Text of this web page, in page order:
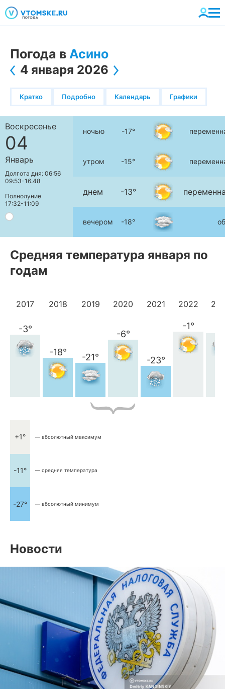
Погода в Асино
4 января 2026
Кратко Подробно Календарь Графики
Воскресенье
04
Январь
Долгота дня: 06:56
09:53-16:48
Полнолуние
17:32-11:09
ночью -17°
утром -15°
днем -13°
вечером -18°
Средняя температура января по
годам
2017
-3°
2018
-18°
2019
-21°
2020
-6°
2021
-23°
2022
-1°
+1° — абсолютный максимум
-11° — средняя температура
-27° — абсолютный минимум
Новости